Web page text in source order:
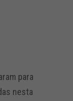
para
nesta